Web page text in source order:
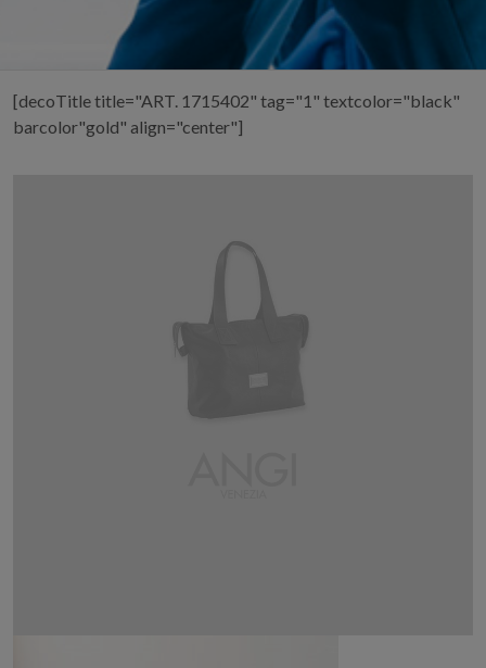
[decoTitle title="ART. 1715402" tag="1" textcolor="black"
barcolor"gold" align="center"]